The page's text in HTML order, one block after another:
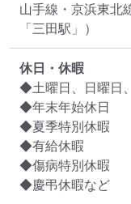
山手線・京浜東北
「三田駅」）
休日・休暇
◆⼟曜⽇、⽇曜⽇
◆年末年始休⽇
◆夏季特別休暇
◆有給休暇
◆傷病特別休暇
◆慶弔休暇など